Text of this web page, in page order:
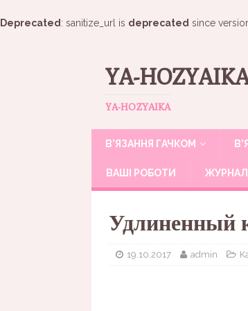
Deprecated : sanitize_url is deprecated since
YA-
YA-HOZYAIKA
В’ЯЗАННЯ ГАЧКОМ
ВАШІ РОБОТИ
Удлиненный
19.10.2017 admin